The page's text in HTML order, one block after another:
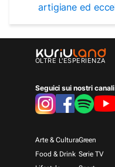
artigiane ed
OLTRE L'ESPERIENZA
Seguici sui nostri
Arte & Cultura
Food & Drink
Green
Serie TV